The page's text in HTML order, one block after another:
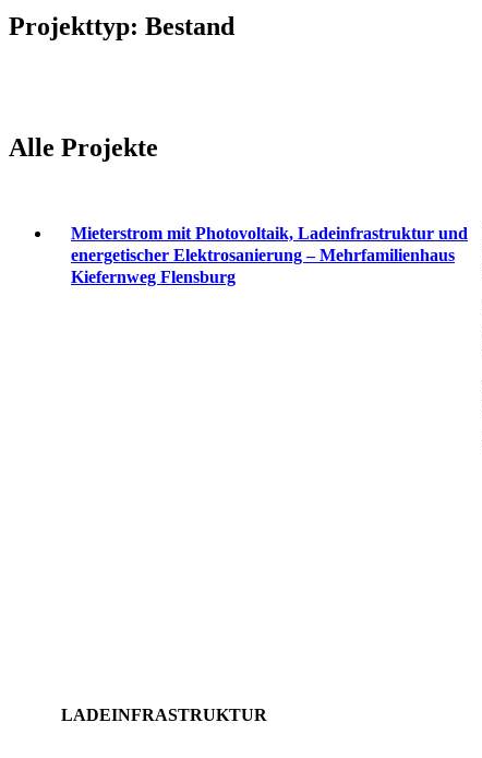
Projekttyp: Bestand
Alle Projekte
Mieterstrom mit Photovoltaik, Ladeinfrastruktur und
energetischer Elektrosanierung – Mehrfamilienhaus
Kiefernweg Flensburg
LADEINFRASTRUKTUR